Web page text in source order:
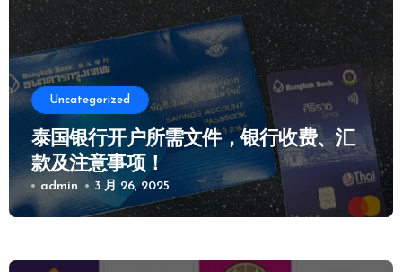
Uncategorized
泰国银行开户所需文件，银行收费、汇
款及注意事项！
admin 3 月 26, 2025